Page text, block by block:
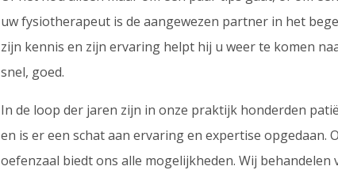
uw fysiotherapeut is de aangewezen partner in het
zijn kennis en zijn ervaring helpt hij u weer te komen
snel, goed.
In de loop der jaren zijn in onze praktijk honderden
en is er een schat aan ervaring en expertise opgedaan.
oefenzaal biedt ons alle mogelijkheden. Wij